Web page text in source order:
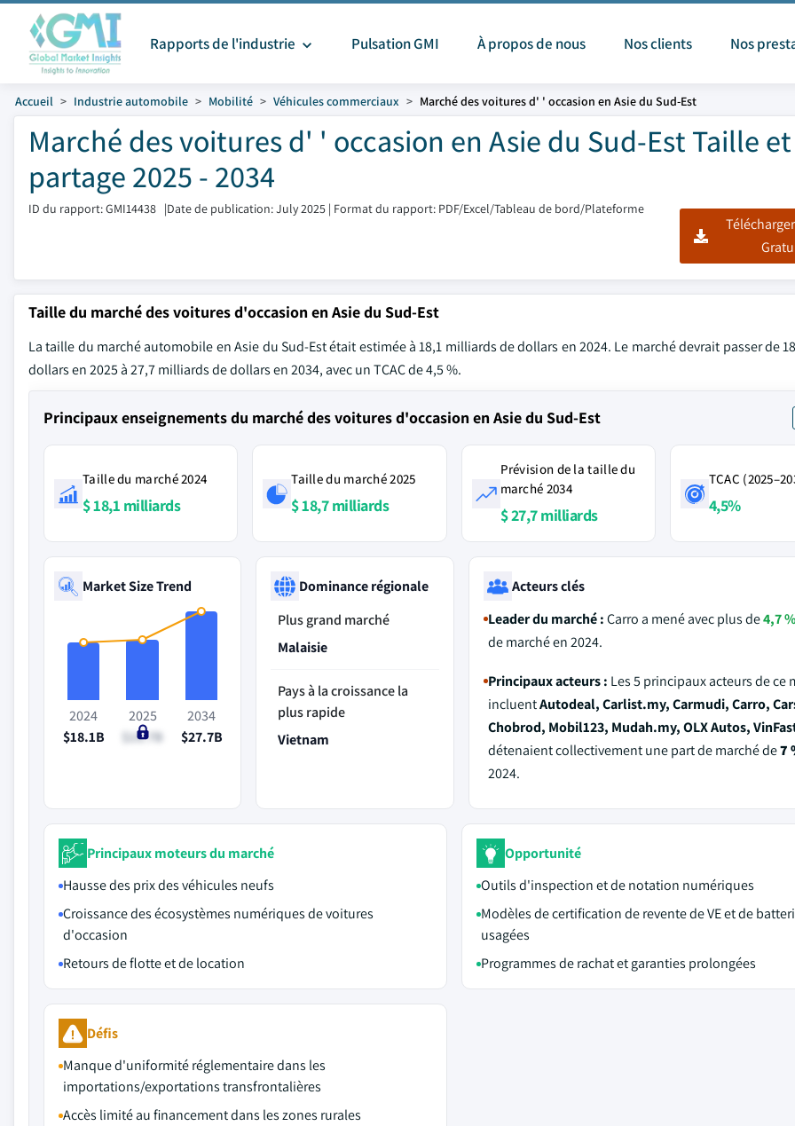
Rapports de l'industrie Pulsation GMI À propos de nous Nos clients Nos
Accueil Industrie automobile Mobilité Véhicules commerciaux Marché des voitures d' ' occasion en Asie du Sud-Est
Marché des voitures d' ' occasion en Asie du Sud-Est Taille et
partage 2025 - 2034
ID du rapport: GMI14438 |Date de publication: July 2025 | Format du rapport: PDF/Excel/Tableau de bord/Plateforme
Taille du marché des voitures d'occasion en Asie du Sud-Est
La taille du marché automobile en Asie du Sud-Est était estimée à 18,1 milliards de dollars en 2024. Le marché devrait passer de
dollars en 2025 à 27,7 milliards de dollars en 2034, avec un TCAC de 4,5 %.
Principaux enseignements du marché des voitures d'occasion en Asie du Sud-Est
Taille du marché 2024
$ 18,1 milliards
Taille du marché 2025
$ 18,7 milliards
Prévision de la taille du
marché 2034
$ 27,7 milliards
TCAC
4,5%
Market Size Trend
2024
$18.1B
2025
$18.7B
2034
$27.7B
Dominance régionale
Plus grand marché
Malaisie
Pays à la croissance la
plus rapide
Vietnam
Acteurs clés
Leader du marché :Carro a mené avec plus de4,7 %
de marché en 2024.
Principaux acteurs : Les 5 principaux acteurs de ce
incluentAutodeal, Carlist.my, Carmudi, Carro,
Chobrod, Mobil123, Mudah.my, OLX Autos,
détenaient collectivement une part de marché de7
2024.
Principaux moteurs du marché
Hausse des prix des véhicules neufs
Croissance des écosystèmes numériques de voitures
d'occasion
Retours de flotte et de location
Opportunité
Outils d'inspection et de notation numériques
Modèles de certification de revente de VE et de
usagées
Programmes de rachat et garanties prolongées
Défis
Manque d'uniformité réglementaire dans les
importations/exportations transfrontalières
Accès limité au financement dans les zones rurales